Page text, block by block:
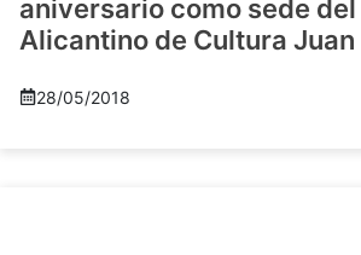
aniversario como sede
Alicantino de Cultura
28/05/2018